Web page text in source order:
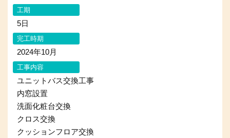
工期
5日
完工時期
2024年10月
工事内容
ユニットバス交換工事
内窓設置
洗面化粧台交換
クロス交換
クッションフロア交換